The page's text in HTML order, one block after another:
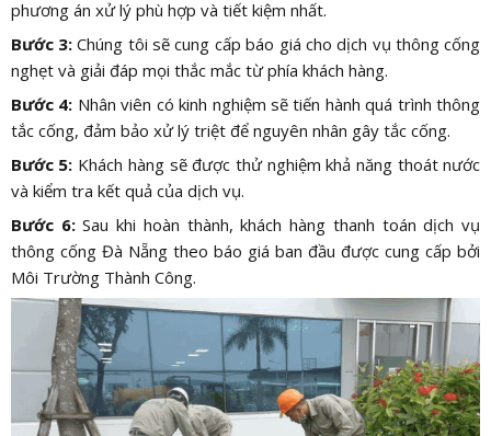
phương án xử lý phù hợp và tiết kiệm nhất.
Bước 3: Chúng tôi sẽ cung cấp báo giá cho dịch vụ thông cống
nghẹt và giải đáp mọi thắc mắc từ phía khách hàng.
Bước 4: Nhân viên có kinh nghiệm sẽ tiến hành quá trình thông
tắc cống, đảm bảo xử lý triệt để nguyên nhân gây tắc cống.
Bước 5: Khách hàng sẽ được thử nghiệm khả năng thoát nước
và kiểm tra kết quả của dịch vụ.
Bước 6:Sau khi hoàn thành, khách hàng thanh toán dịch vụ
thông cống Đà Nẵng theo báo giá ban đầu được cung cấp bởi
Môi Trường Thành Công.